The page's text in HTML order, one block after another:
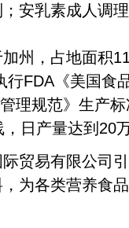
安乳素成人调
州，占地面积
行FDA《美国食
理规范》生产
日产量达到20
易有限公司引
为各类营养食